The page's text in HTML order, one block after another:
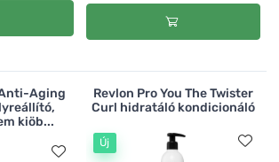
Aging
kiöb...
Revlon Pro You The Twister
Curl hidratáló kondicionáló
Új